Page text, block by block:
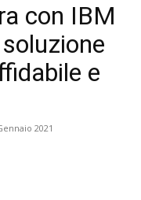
con IBM
e
2021